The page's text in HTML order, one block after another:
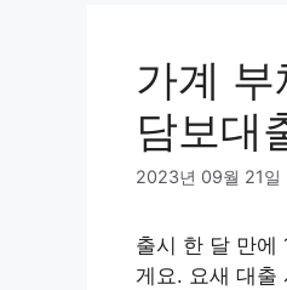
가계
담보대
2023년 09월 21일
출시 한 달 만에
게요. 요새 대출